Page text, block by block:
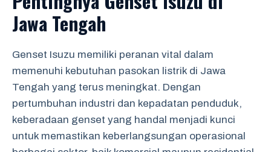
Jawa Tengah
Genset Isuzu memiliki peranan vital dalam
memenuhi kebutuhan pasokan listrik di Jawa
Tengah yang terus meningkat. Dengan
pertumbuhan industri dan kepadatan penduduk,
keberadaan genset yang handal menjadi kunci
untuk memastikan keberlangsungan operasional